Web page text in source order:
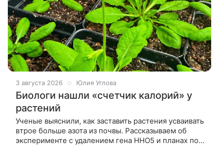
3 августа 2026 Юлия Углова
Биологи нашли «счетчик калорий» у
растений
Ученые выяснили, как заставить растения усваивать
втрое больше азота из почвы. Рассказываем об
эксперименте с удалением гена HHO5 и планах по